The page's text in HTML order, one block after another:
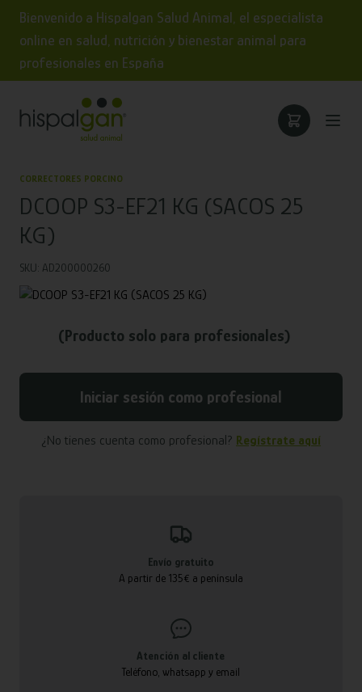
Bienvenido a Hispalgan Salud Animal, el especialista
online en salud, nutrición y bienestar animal para
profesionales en España
CORRECTORES PORCINO
DCOOP S3-EF21 KG (SACOS 25
KG)
SKU: AD200000260
(Producto solo para profesionales)
Iniciar sesión como profesional
¿No tienes cuenta como profesional? Regístrate aquí
Envío gratuito
A partir de 135€ a península
Atención al cliente
Teléfono, whatsapp y email